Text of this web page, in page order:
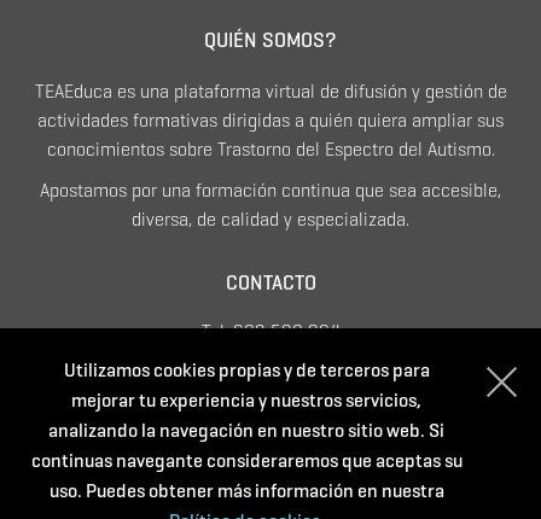
QUIÉN SOMOS?
TEAEduca es una plataforma virtual de difusión y gestión de
actividades formativas dirigidas a quién quiera ampliar sus
conocimientos sobre Trastorno del Espectro del Autismo.
Apostamos por una formación continua que sea accesible,
diversa, de calidad y especializada.
CONTACTO
Tel. 623 592 064
info@teaeduca.cat
Política de privacidad
Condiciones de compra
Política de cookies
Utilizamos cookies propias y de terceros para
mejorar tu experiencia y nuestros servicios,
analizando la navegación en nuestro sitio web. Si
continuas navegante consideraremos que aceptas su
uso. Puedes obtener más información en nuestra